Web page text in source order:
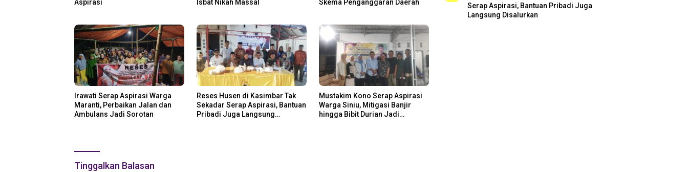
Aspirasi
Isbat Nikah Massal
Skema Penganggaran Daerah
Irawati Serap Aspirasi Warga
Maranti, Perbaikan Jalan dan
Ambulans Jadi Sorotan
Reses Husen di Kasimbar Tak
Sekadar Serap Aspirasi, Bantuan
Pribadi Juga Langsung
Mustakim Kono Serap Aspirasi
Warga Siniu, Mitigasi Banjir
hingga Bibit Durian Jadi
Tinggalkan Balasan
Serap Aspirasi, Bantuan Pribadi Juga
Langsung Disalurkan